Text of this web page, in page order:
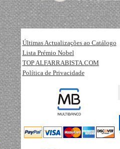
Últimas Actualizações ao Catálogo
Lista Prémio Nobel
TOP ALFARRABISTA.COM
Política de Privacidade